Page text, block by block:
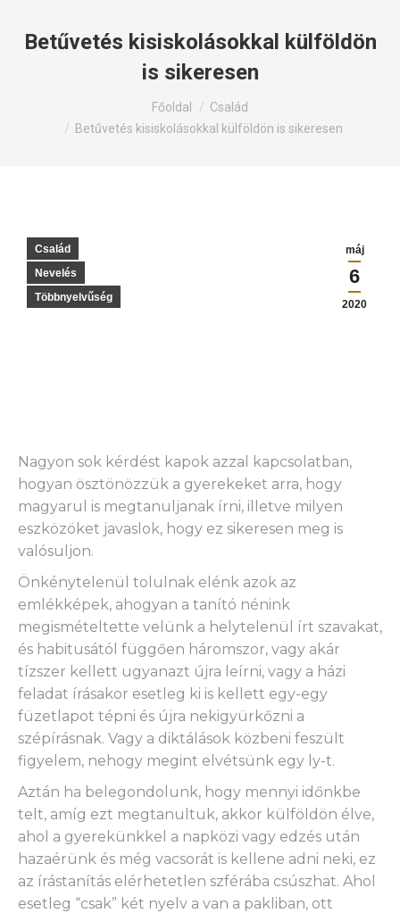
Betűvetés kisiskolásokkal külföldön
is sikeresen
Főoldal
Család
Betűvetés kisiskolásokkal külföldön is sikeresen
máj
6
2020
Család
Nevelés
Többnyelvűség
Nagyon sok kérdést kapok azzal kapcsolatban,
hogyan ösztönözzük a gyerekeket arra, hogy
magyarul is megtanuljanak írni, illetve milyen
eszközöket javaslok, hogy ez sikeresen meg is
valósuljon.
Önkénytelenül tolulnak elénk azok az
emlékképek, ahogyan a tanító nénink
megismételtette velünk a helytelenül írt szavakat,
és habitusától függően háromszor, vagy akár
tízszer kellett ugyanazt újra leírni, vagy a házi
feladat írásakor esetleg ki is kellett egy-egy
füzetlapot tépni és újra nekigyürkőzni a
szépírásnak. Vagy a diktálások közbeni feszült
figyelem, nehogy megint elvétsünk egy ly-t.
Aztán ha belegondolunk, hogy mennyi időnkbe
telt, amíg ezt megtanultuk, akkor külföldön élve,
ahol a gyerekünkkel a napközi vagy edzés után
hazaérünk és még vacsorát is kellene adni neki, ez
az írástanítás elérhetetlen szférába csúszhat. Ahol
esetleg “csak” két nyelv a van a pakliban, ott